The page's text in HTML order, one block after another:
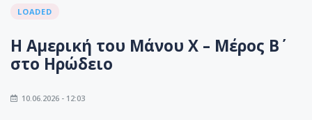
LOADED
Η Αμερική του Μάνου Χ – Μέρος Β΄
στο Ηρώδειο
10.06.2026 - 12:03